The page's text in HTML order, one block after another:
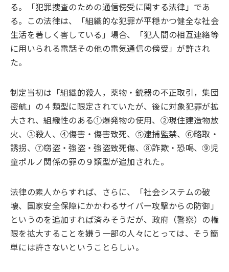
る。「犯罪捜査のための通信傍受に関する法律」であ
る。この法律は、「組織的な犯罪が平穏かつ健全な社会
生活を著しく害している」場合、「犯人間の相互連絡等
に用いられる電話その他の電気通信の傍受」が許され
た。
制定当初は「組織的殺人，薬物・銃器の不正取引，集団
密航」の４類型に限定されていたが、後に対象犯罪が拡
大され、組織性のある①爆発物の使用、②現住建造物放
火、③殺人、④傷害・傷害致死、⑤逮捕監禁、⑥略取・
誘拐、⑦窃盗・強盗・強盗致死傷、⑧詐欺・恐喝、⑨児
童ポルノ関係の罪の９類型が追加された。
法律の素人からすれば、さらに、「社会システムの破
壊、国家安全保障にかかわるサイバー攻撃からの防御」
というのを追加すれば済みそうだが、政府（警察）の権
限を拡大することを嫌う一部の人々にとっては、そう簡
単には許さないということらしい。